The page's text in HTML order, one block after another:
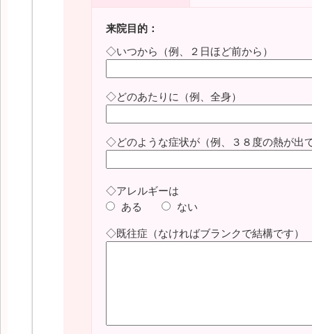
来院目的：
◇いつから（例、２日ほど前から）
◇どのあたりに（例、全身）
◇どのような症状が（例、３８度の熱が出
◇アレルギーは
ある
ない
◇既往症（なければブランクで結構です）